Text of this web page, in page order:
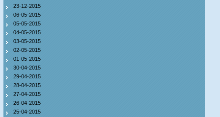
23-12-2015
06-05-2015
05-05-2015
04-05-2015
03-05-2015
02-05-2015
01-05-2015
30-04-2015
29-04-2015
28-04-2015
27-04-2015
26-04-2015
25-04-2015